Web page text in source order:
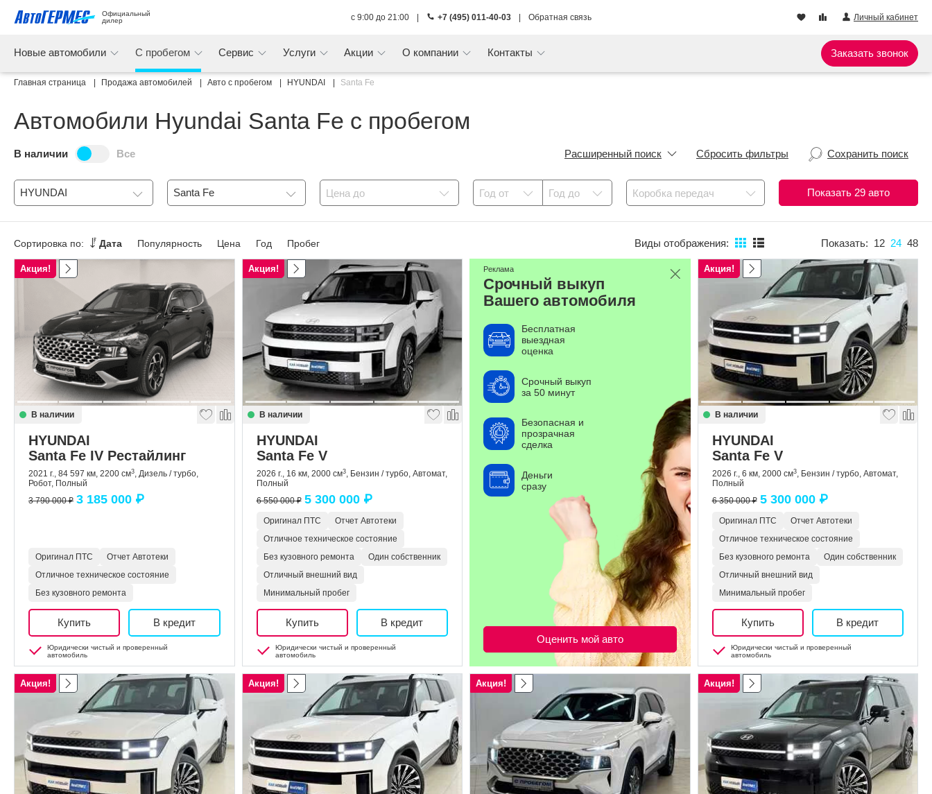
Официальный
дилер
с 9:00 до 21:00 +7 (495) 011-40-03 Обратная связь Личный кабинет
Новые автомобили С пробегом Сервис Услуги Акции О компании Контакты Заказать звонок
Главная страница Продажа автомобилей Авто с пробегом HYUNDAI Santa Fe
Автомобили Hyundai Santa Fe с пробегом
В наличии Все Расширенный поиск Сбросить фильтры Сохранить поиск
HYUNDAI Santa Fe Цена до Год от Год до Коробка передач Показать 29авто
Сортировка по: Дата Популярность Цена Год Пробег Виды отображения: Показать: 12 24 48
Акция!
В наличии
HYUNDAI
Santa Fe IV Рестайлинг
2021 г., 84 597 км, 2200 см3, Дизель / турбо,
Робот, Полный
3 790 000 ₽ 3 185 000 ₽
Оригинал ПТС
Отчет Автотеки
Отличное техническое состояние
Без кузовного ремонта
Купить В кредит
Юридически чистый и проверенный
автомобиль
Акция!
В наличии
HYUNDAI
Santa Fe V
2026 г., 16 км, 2000 см3, Бензин / турбо, Автомат,
Полный
6 550 000 ₽ 5 300 000 ₽
Оригинал ПТС
Отчет Автотеки
Отличное техническое состояние
Без кузовного ремонта
Один собственник
Отличный внешний вид
Минимальный пробег
Купить В кредит
Юридически чистый и проверенный
автомобиль
Срочный выкуп
Вашего автомобиля
Бесплатная
выездная
оценка
Срочный выкуп
за 50 минут
Безопасная и
прозрачная
сделка
Деньги
сразу
Оценить мой авто
Реклама Акция!
В наличии
HYUNDAI
Santa Fe V
2026 г., 6 км, 2000 см3, Бензин / турбо, Автомат,
Полный
6 350 000 ₽ 5 300 000 ₽
Оригинал ПТС
Отчет Автотеки
Отличное техническое состояние
Без кузовного ремонта
Один собственник
Отличный внешний вид
Минимальный пробег
Купить В кредит
Юридически чистый и проверенный
автомобиль
Акция! Акция! Акция! Акция!